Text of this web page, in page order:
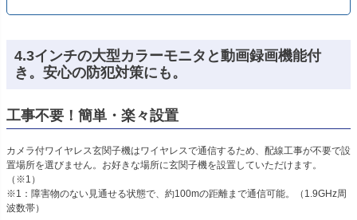
4.3インチの大型カラーモニタと動画録画機能付
き。安心の防犯対策にも。
工事不要！簡単・楽々設置
カメラ付ワイヤレス玄関子機はワイヤレスで通信するため、配線工事が不要で設
置場所を選びません。お好きな場所に玄関子機を設置していただけます。
（※1）
※1：障害物のない見通せる状態で、約100mの距離まで通信可能。（1.9GHz周
波数帯）